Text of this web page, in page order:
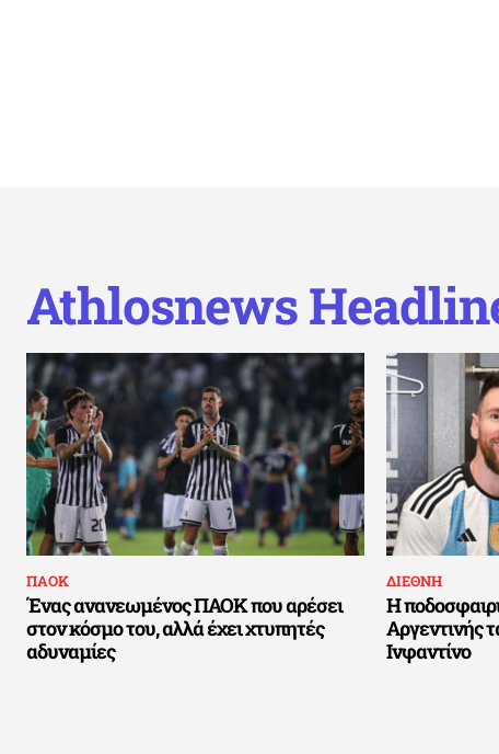
Athlosnews
ΠΑΟΚ
Ένας ανανεωμένος ΠΑΟΚ που αρέσει
στον κόσμο του, αλλά έχει χτυπητές
αδυναμίες
ΔΙΕΘΝΗ
Η
Αργεντινής
Ινφαντίνο